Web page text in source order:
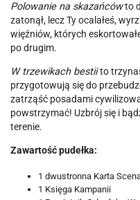
Polowanie na skazańcówto
zatonął, lecz Ty ocalałeś,
więźniów, których
po drugim.
W trzewikach bestiito
przygotowują się do
zatrząść posadami
powstrzymać! Uzbrój się i
terenie.
Zawartość pudełka:
1 dwustronna Karta
1 Księga Kampanii